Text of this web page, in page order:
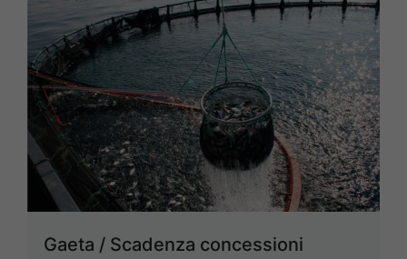
Gaeta / Scadenza concessioni